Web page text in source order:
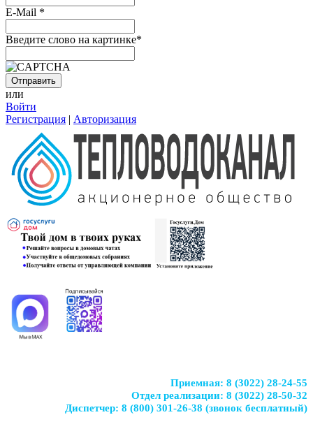
E-Mail *
Введите слово на картинке*
или
Войти
Регистрация | Авторизация
Приемная: 8 (3022) 28-24-55
Отдел реализации: 8 (3022) 28-50-32
Диспетчер: 8 (800) 301-26-38 (звонок бесплатный)